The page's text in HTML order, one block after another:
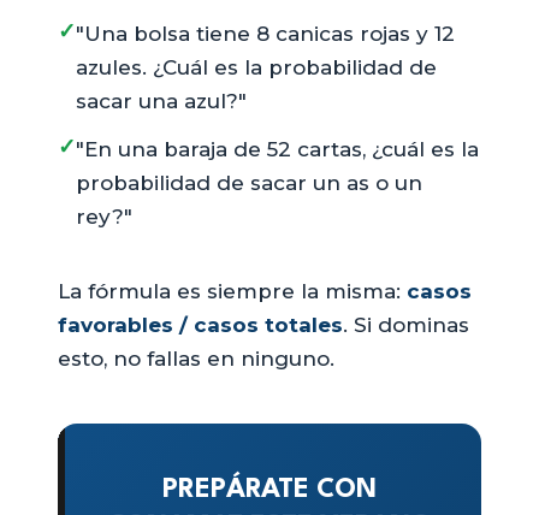
✓"Una bolsa tiene 8 canicas rojas y 12
azules. ¿Cuál es la probabilidad de
sacar una azul?"
✓"En una baraja de 52 cartas, ¿cuál es la
probabilidad de sacar un as o un
rey?"
La fórmula es siempre la misma: casos
favorables / casos totales. Si dominas
esto, no fallas en ninguno.
PREPÁRATE CON